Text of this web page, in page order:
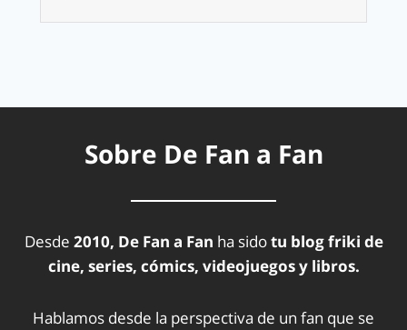
Sobre De Fan a Fan
Desde 2010, De Fan a Fan ha sidotu blog friki de
cine, series, cómics, videojuegos y libros.
Hablamos desde la perspectiva de un fan que se